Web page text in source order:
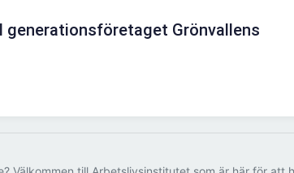
Grönvallens